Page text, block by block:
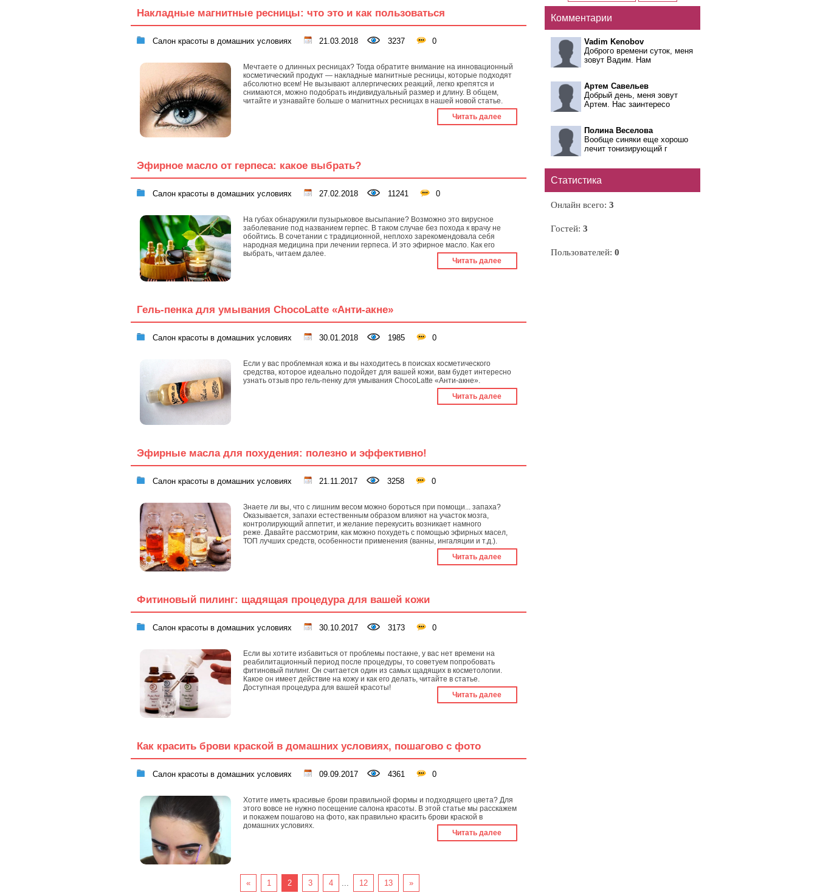
Накладные магнитные ресницы: что это и как пользоваться
Салон красоты в домашних условиях 21.03.2018 3237 0
Мечтаете о длинных ресницах? Тогда обратите внимание на инновационный
косметический продукт — накладные магнитные ресницы, которые подходят
абсолютно всем! Не вызывают аллергических реакций, легко крепятся и
снимаются, можно подобрать индивидуальный размер и длину. В общем,
читайте и узнавайте больше о магнитных ресницах в нашей новой статье.
Читать далее
Эфирное масло от герпеса: какое выбрать?
Салон красоты в домашних условиях 27.02.2018 11241 0
На губах обнаружили пузырьковое высыпание? Возможно это вирусное
заболевание под названием герпес. В таком случае без похода к врачу не
обойтись. В сочетании с традиционной, неплохо зарекомендовала себя
народная медицина при лечении герпеса. И это эфирное масло. Как его
выбрать, читаем далее.
Читать далее
Гель-пенка для умывания ChocoLatte «Анти-акне»
Салон красоты в домашних условиях 30.01.2018 1985 0
Если у вас проблемная кожа и вы находитесь в поисках косметического
средства, которое идеально подойдет для вашей кожи, вам будет интересно
узнать отзыв про гель-пенку для умывания ChocoLatte «Анти-акне».
Читать далее
Эфирные масла для похудения: полезно и эффективно!
Салон красоты в домашних условиях 21.11.2017 3258 0
Знаете ли вы, что с лишним весом можно бороться при помощи... запаха?
Оказывается, запахи естественным образом влияют на участок мозга,
контролирующий аппетит, и желание перекусить возникает намного
реже. Давайте рассмотрим, как можно похудеть с помощью эфирных масел,
ТОП лучших средств, особенности применения (ванны, ингаляции и т.д.).
Читать далее
Фитиновый пилинг: щадящая процедура для вашей кожи
Салон красоты в домашних условиях 30.10.2017 3173 0
Если вы хотите избавиться от проблемы постакне, у вас нет времени на
реабилитационный период после процедуры, то советуем попробовать
фитиновый пилинг. Он считается один из самых щадящих в косметологии.
Какое он имеет действие на кожу и как его делать, читайте в статье.
Доступная процедура для вашей красоты!
Читать далее
Как красить брови краской в домашних условиях, пошагово с фото
Салон красоты в домашних условиях 09.09.2017 4361 0
Хотите иметь красивые брови правильной формы и подходящего цвета? Для
этого вовсе не нужно посещение салона красоты. В этой статье мы расскажем
и покажем пошагово на фото, как правильно красить брови краской в
домашних условиях.
Читать далее
« 1 2 3 4 ... 12 13 »
Комментарии
Vadim Kenobov
Доброго времени суток, меня
зовут Вадим. Нам
Артем Савельев
Добрый день, меня зовут
Артем. Нас заинтересо
Полина Веселова
Вообще синяки еще хорошо
лечит тонизирующий г
Статистика
Онлайн всего: 3
Гостей: 3
Пользователей: 0